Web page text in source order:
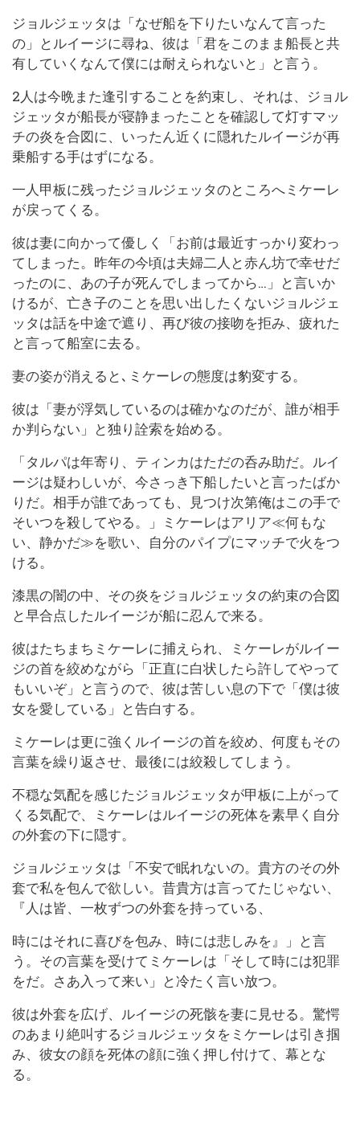
ジョルジェッタは「なぜ船を下りたいなんて言った
の」とルイージに尋ね、彼は「君をこのまま船長と共
有していくなんて僕には耐えられないと」と言う。
2人は今晩また逢引することを約束し、それは、ジョル
ジェッタが船長が寝静まったことを確認して灯すマッ
チの炎を合図に、いったん近くに隠れたルイージが再
乗船する手はずになる。
一人甲板に残ったジョルジェッタのところへミケーレ
が戻ってくる。
彼は妻に向かって優しく「お前は最近すっかり変わっ
てしまった。昨年の今頃は夫婦二人と赤ん坊で幸せだ
ったのに、あの子が死んでしまってから…」と言いか
けるが、亡き子のことを思い出したくないジョルジェ
ッタは話を中途で遮り、再び彼の接吻を拒み、疲れた
と言って船室に去る。
妻の姿が消えると､ミケーレの態度は豹変する。
彼は「妻が浮気しているのは確かなのだが、誰が相手
か判らない」と独り詮索を始める。
「タルパは年寄り、ティンカはただの呑み助だ。ルイ
ージは疑わしいが、今さっき下船したいと言ったばか
りだ。相手が誰であっても、見つけ次第俺はこの手で
そいつを殺してやる。」ミケーレはアリア≪何もな
い、静かだ≫を歌い、自分のパイプにマッチで火をつ
ける。
漆黒の闇の中、その炎をジョルジェッタの約束の合図
と早合点したルイージが船に忍んで来る。
彼はたちまちミケーレに捕えられ、ミケーレがルイー
ジの首を絞めながら「正直に白状したら許してやって
もいいぞ」と言うので、彼は苦しい息の下で「僕は彼
女を愛している」と告白する。
ミケーレは更に強くルイージの首を絞め、何度もその
言葉を繰り返させ、最後には絞殺してしまう。
不穏な気配を感じたジョルジェッタが甲板に上がって
くる気配で、ミケーレはルイージの死体を素早く自分
の外套の下に隠す。
ジョルジェッタは「不安で眠れないの。貴方のその外
套で私を包んで欲しい。昔貴方は言ってたじゃない、
『人は皆、一枚ずつの外套を持っている、
時にはそれに喜びを包み、時には悲しみを』」と言
う。その言葉を受けてミケーレは「そして時には犯罪
をだ。さあ入って来い」と冷たく言い放つ。
彼は外套を広げ、ルイージの死骸を妻に見せる。驚愕
のあまり絶叫するジョルジェッタをミケーレは引き掴
み、彼女の顔を死体の顔に強く押し付けて、幕とな
る。